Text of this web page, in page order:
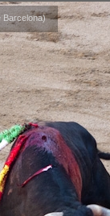
Barcelona)